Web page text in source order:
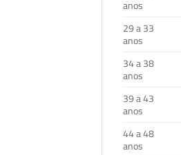
anos
29 a 33
anos
34 a 38
anos
39 a 43
anos
44 a 48
anos